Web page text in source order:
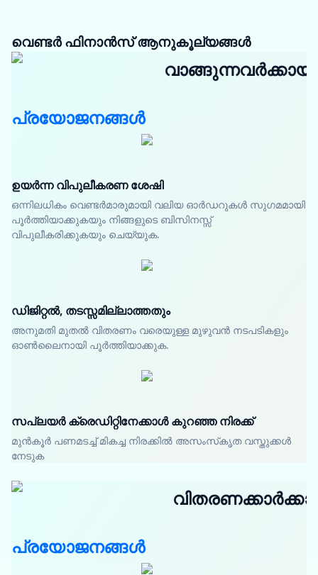
വെണ്ടർ ഫിനാൻസ് ആനുകൂല്യങ്ങൾ
വാങ്ങുന്നവർക്കായി
പ്രയോജനങ്ങൾ
ഉയർന്ന വിപുലീകരണ ശേഷി
ഒന്നിലധികം വെണ്ടർമാരുമായി വലിയ ഓർഡറുകൾ സുഗമമായി
പൂർത്തിയാക്കുകയും നിങ്ങളുടെ ബിസിനസ്സ്
വിപുലീകരിക്കുകയും ചെയ്യുക.
ഡിജിറ്റൽ, തടസ്സമില്ലാത്തതും
അനുമതി മുതൽ വിതരണം വരെയുള്ള മുഴുവൻ നടപടികളും
ഓൺലൈനായി പൂർത്തിയാക്കുക.
സപ്ലയർ ക്രെഡിറ്റിനേക്കാൾ കുറഞ്ഞ നിരക്ക്
മുൻകൂർ പണമടച്ച് മികച്ച നിരക്കിൽ അസംസ്‌കൃത വസ്തുക്കൾ
നേടുക
പ്രയോജനങ്ങൾ